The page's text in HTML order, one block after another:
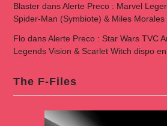
BlasterdansAlerte Preco : Marvel
Spider-Man (Symbiote) & Miles
FlodansAlerte Preco : Star Wars TVC
Legends Vision & Scarlet Witch dispo
The F-Files